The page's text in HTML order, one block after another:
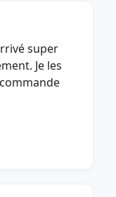
super
Je les